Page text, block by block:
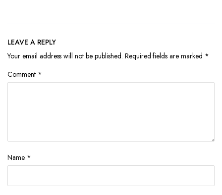
LEAVE A REPLY
Your email address will not be published. Required fields are marked *
Comment *
Name *